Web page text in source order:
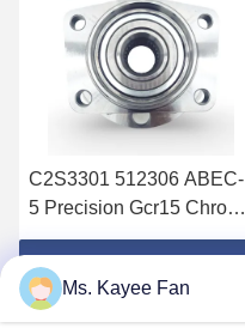
C2S3301 512306 ABEC-
5 Precision Gcr15 Chromé
en acier à double rangée
de roues pour Jaguar X-
TYPE X400 02-04
Obtenez le meilleur prix
Ms. Kayee Fan